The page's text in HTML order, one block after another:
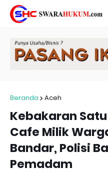
Beranda Aceh
Kebakaran
Cafe Milik
Bandar, Polisi
Pemadam